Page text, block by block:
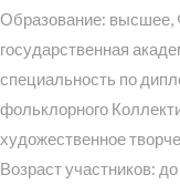
Образование:
государственная
специальность по
фольклорного
художественное
Возраст участников: